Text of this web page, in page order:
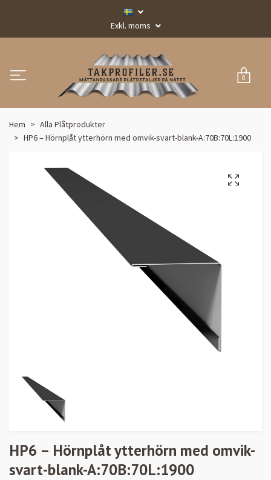
Exkl. moms
0
Hem
Alla Plåtprodukter
HP6 – Hörnplåt ytterhörn med omvik-svart-blank-A:70B:70L:1900
HP6 – Hörnplåt ytterhörn med omvik-
svart-blank-A:70B:70L:1900